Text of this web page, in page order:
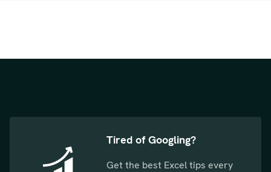
Tired of Googling?
Get the best Excel tips every